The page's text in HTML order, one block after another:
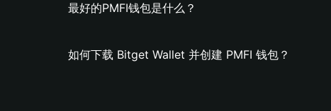
最好的PMFI钱包是什么？
如何下载 Bitget Wallet 并创建 PMFI 钱包？